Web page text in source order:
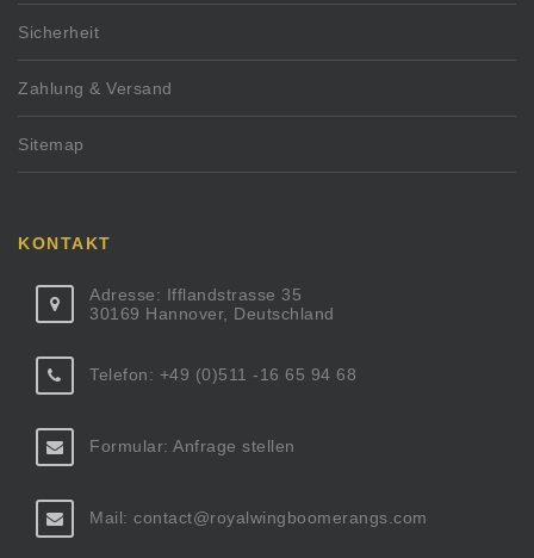
Sicherheit
Zahlung & Versand
Sitemap
KONTAKT
Adresse: Ifflandstrasse 35
30169 Hannover, Deutschland
Telefon: +49 (0)511 -16 65 94 68
Formular: Anfrage stellen
Mail: contact@royalwingboomerangs.com